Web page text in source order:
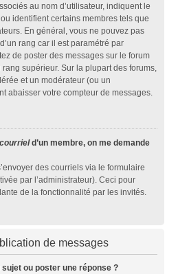
au nom d’utilisateur, indiquent le
identifient certains membres tels que
En général, vous ne pouvez pas
rang car il est paramétré par
de poster des messages sur le forum
supérieur. Sur la plupart des forums,
et un modérateur (ou un
abaisser votre compteur de messages.
courrield’un membre, on me demande
des courriels via le formulaire
par l’administrateur). Ceci pour
de la fonctionnalité par les invités.
de messages
ou poster une réponse ?